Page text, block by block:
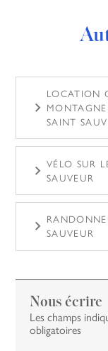
LOCATION
SAINT
VÉLO SUR
SAUVEUR
SAUVEUR
Nous écrire
Les champs
obligatoires